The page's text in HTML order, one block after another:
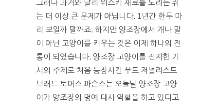
그러나 과거와 달리 위스키 재료를 노리는 쥐
는 더 이상 큰 문제가 아닙니다. 1년간 한두 마
리 보일까 말까죠. 하지만 양조장에서 개나 말
이 아닌 고양이를 키우는 것은 이제 하나의 전
통이 되었습니다. 양조장 고양이를 진지한 기
사의 주제로 처음 등장시킨 푸드 저널리스트
브래드 토머스 파슨스는 오늘날 양조장 고양
이가 양조장의 명예 대사 역할을 하고 있다고